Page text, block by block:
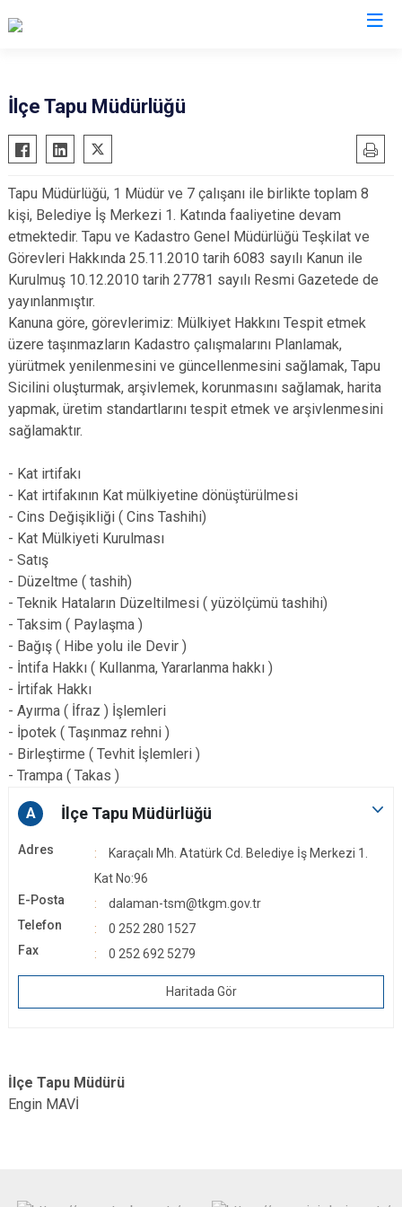
Bodrum
Dalaman
Datça
Fethiye
Kavaklıdere
Köyceğiz
Marmaris
Ula
Yatağan
Seydikemer
Menteşe
İlçe Tapu Müdürlüğü
Tapu Müdürlüğü, 1 Müdür ve 7 çalışanı ile birlikte toplam 8
kişi, Belediye İş Merkezi 1. Katında faaliyetine devam
etmektedir. Tapu ve Kadastro Genel Müdürlüğü Teşkilat ve
Görevleri Hakkında 25.11.2010 tarih 6083 sayılı Kanun ile
Kurulmuş 10.12.2010 tarih 27781 sayılı Resmi Gazetede de
yayınlanmıştır.
Kanuna göre, görevlerimiz: Mülkiyet Hakkını Tespit etmek
üzere taşınmazların Kadastro çalışmalarını Planlamak,
yürütmek yenilenmesini ve güncellenmesini sağlamak, Tapu
Sicilini oluşturmak, arşivlemek, korunmasını sağlamak, harita
yapmak, üretim standartlarını tespit etmek ve arşivlenmesini
sağlamaktır.
- Kat irtifakı
- Kat irtifakının Kat mülkiyetine dönüştürülmesi
- Cins Değişikliği ( Cins Tashihi)
- Kat Mülkiyeti Kurulması
- Satış
- Düzeltme ( tashih)
- Teknik Hataların Düzeltilmesi ( yüzölçümü tashihi)
- Taksim ( Paylaşma )
- Bağış ( Hibe yolu ile Devir )
- İntifa Hakkı ( Kullanma, Yararlanma hakkı )
- İrtifak Hakkı
- Ayırma ( İfraz ) İşlemleri
- İpotek ( Taşınmaz rehni )
- Birleştirme ( Tevhit İşlemleri )
- Trampa ( Takas )
A İlçe Tapu Müdürlüğü
Adres
Karaçalı Mh. Atatürk Cd. Belediye İş Merkezi 1.
Kat No:96
E-Posta
dalaman-tsm@tkgm.gov.tr
Telefon
0 252 280 1527
Fax
0 252 692 5279
Haritada Gör
İlçe Tapu Müdürü
Engin MAVİ